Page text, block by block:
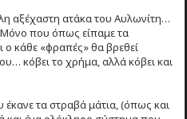
αξέχαστη ατάκα του Αυλωνίτη…
Μόνο που όπως είπαμε τα
ο κάθε «φραπές» θα βρεθεί
κόβει το χρήμα, αλλά κόβει και
έκανε τα στραβά μάτια, (όπως και